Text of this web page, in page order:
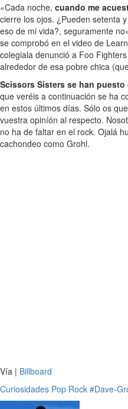
«Cada noche, cuando me
cierre los ojos. ¿Pueden setenta
eso de mi vida?, seguramente
se comprobó en el video de
colegiala denunció a Foo
alrededor de esa pobre chica
Scissors Sisters se han puesto
que veréis a continuación se ha
en estos últimos días. Sólo os
vuestra opiníón al respecto.
no ha de faltar en el rock. Ojalá
cachondeo como Grohl.
Vía | Billboard
Curiosidades Pop Rock #Dave-